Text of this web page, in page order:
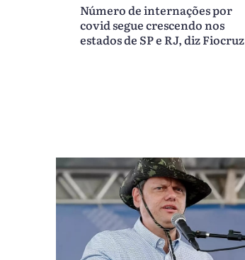
Número de internações por
covid segue crescendo nos
estados de SP e RJ, diz Fiocruz